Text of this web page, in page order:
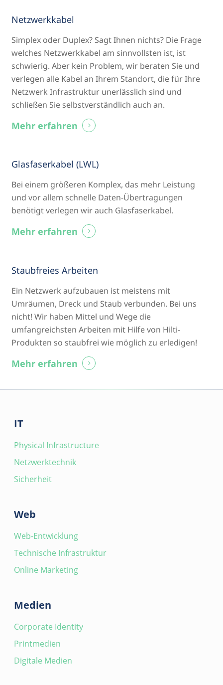
Netzwerkkabel
Simplex oder Duplex? Sagt Ihnen nichts? Die Frage
welches Netzwerkkabel am sinnvollsten ist, ist
schwierig. Aber kein Problem, wir beraten Sie und
verlegen alle Kabel an Ihrem Standort, die für Ihre
Netzwerk Infrastruktur unerlässlich sind und
schließen Sie selbstverständlich auch an.
Mehr erfahren
Glasfaserkabel (LWL)
Bei einem größeren Komplex, das mehr Leistung
und vor allem schnelle Daten-Übertragungen
benötigt verlegen wir auch Glasfaserkabel.
Mehr erfahren
Staubfreies Arbeiten
Ein Netzwerk aufzubauen ist meistens mit
Umräumen, Dreck und Staub verbunden. Bei uns
nicht! Wir haben Mittel und Wege die
umfangreichsten Arbeiten mit Hilfe von Hilti-
Produkten so staubfrei wie möglich zu erledigen!
Mehr erfahren
IT
Physical Infrastructure
Netzwerktechnik
Sicherheit
Web
Web-Entwicklung
Technische Infrastruktur
Online Marketing
Medien
Corporate Identity
Printmedien
Digitale Medien